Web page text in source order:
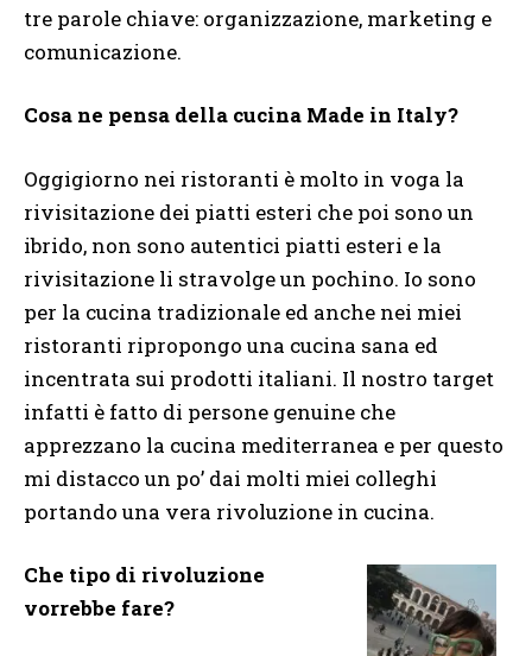
tre parole chiave: organizzazione, marketing e
comunicazione.
Cosa ne pensa della cucina Made in Italy?
Oggigiorno nei ristoranti è molto in voga la
rivisitazione dei piatti esteri che poi sono un
ibrido, non sono autentici piatti esteri e la
rivisitazione li stravolge un pochino. Io sono
per la cucina tradizionale ed anche nei miei
ristoranti ripropongo una cucina sana ed
incentrata sui prodotti italiani. Il nostro target
infatti è fatto di persone genuine che
apprezzano la cucina mediterranea e per questo
mi distacco un po’ dai molti miei colleghi
portando una vera rivoluzione in cucina.
Che tipo di rivoluzione
vorrebbe fare?